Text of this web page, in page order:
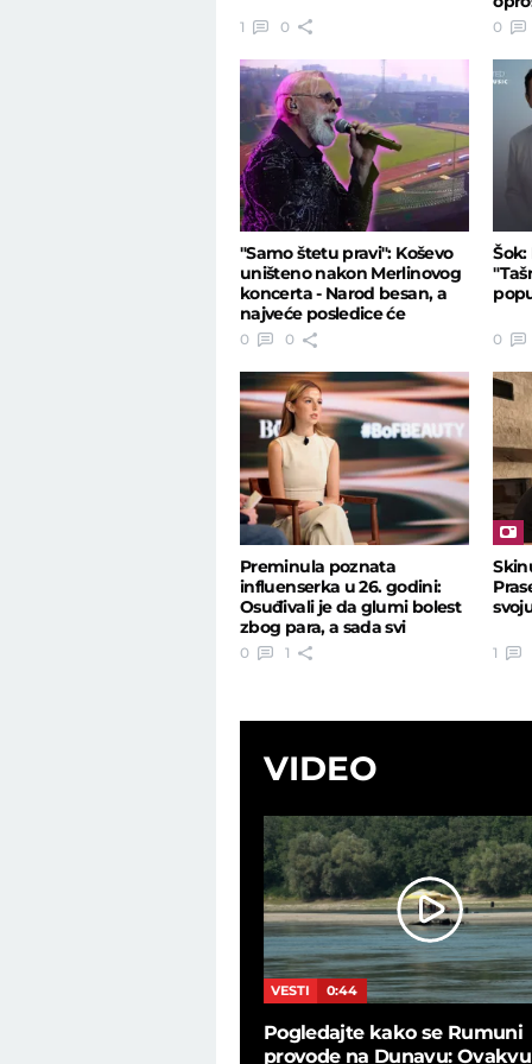
1 0 0
"Samo štetu pravi": Koševo
uništeno nakon Merlinovog
koncerta - Narod besan, a
najveće posledice će
snositi...
0 0 0
Preminula poznata
influenserka u 26. godini:
Osuđivali je da glumi bolest
zbog para, a sada svi
zanemeli
0 1 1
VIDEO
VESTI 0:44
Pogledajte kako se Rumuni
provode na Dunavu: